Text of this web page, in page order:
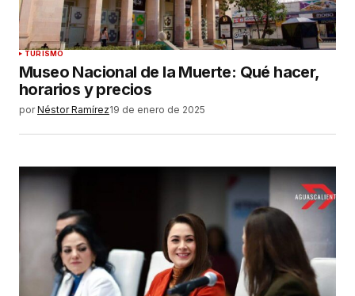
Tu correo electrónico *
Guardar mi nombre, correo electrónico y sitio
web en este navegador para la próxima vez que
haga un comentario.
TURISMO
Museo Nacional de la Muerte: Qué hacer,
horarios y precios
por Néstor Ramírez19 de enero de 2025